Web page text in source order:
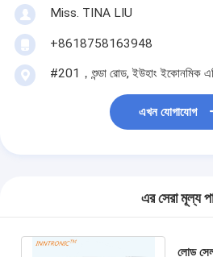
Miss. TINA LIU
+8618758163948
#201，শুন্ডা রোড, ইউহাং ইকোনমিক
এখন যোগাযোগ
এর সেরা মূল্য
লোড